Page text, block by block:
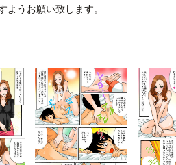
うお願い致します。